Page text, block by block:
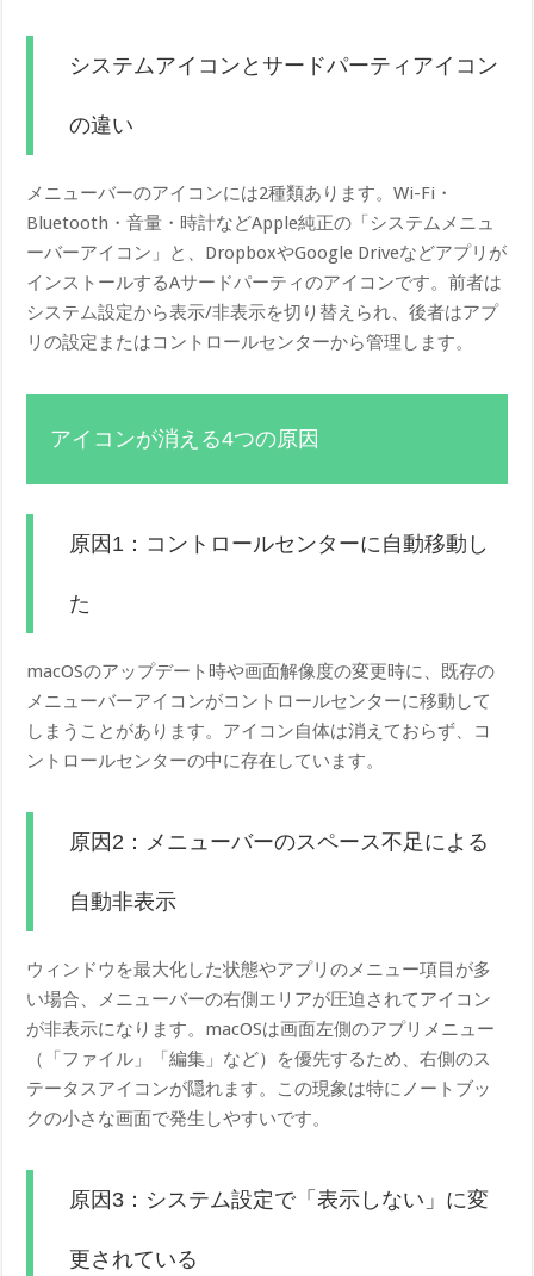
システムアイコンとサードパーティアイコン
の違い
メニューバーのアイコンには2種類あります。Wi-Fi・
Bluetooth・音量・時計などApple純正の「システムメニュ
ーバーアイコン」と、DropboxやGoogle Driveなどアプリが
インストールするAサードパーティのアイコンです。前者は
システム設定から表示/非表示を切り替えられ、後者はアプ
リの設定またはコントロールセンターから管理します。
アイコンが消える4つの原因
原因1：コントロールセンターに自動移動し
た
macOSのアップデート時や画面解像度の変更時に、既存の
メニューバーアイコンがコントロールセンターに移動して
しまうことがあります。アイコン自体は消えておらず、コ
ントロールセンターの中に存在しています。
原因2：メニューバーのスペース不足による
自動非表示
ウィンドウを最大化した状態やアプリのメニュー項目が多
い場合、メニューバーの右側エリアが圧迫されてアイコン
が非表示になります。macOSは画面左側のアプリメニュー
（「ファイル」「編集」など）を優先するため、右側のス
テータスアイコンが隠れます。この現象は特にノートブッ
クの小さな画面で発生しやすいです。
原因3：システム設定で「表示しない」に変
更されている